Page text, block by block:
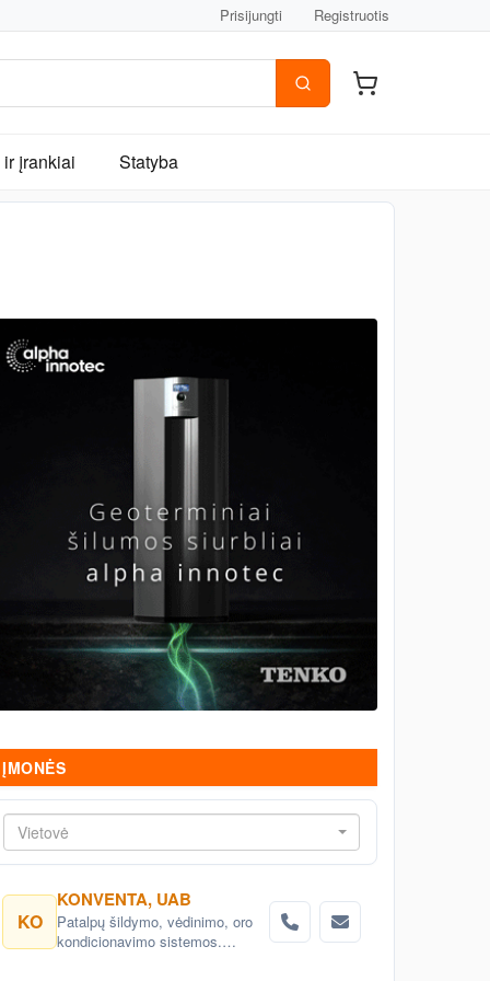
Prisijungti Registruotis
įrankiai Statyba
ĮMONĖS
Vietovė
KO
KONVENTA, UAB
Patalpų šildymo, vėdinimo, oro
kondicionavimo sistemos.